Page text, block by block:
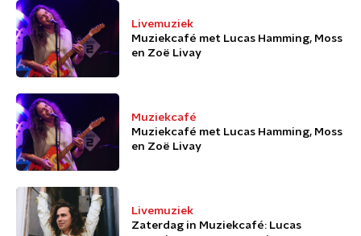
Livemuziek
Muziekcafé met Lucas Hamming, Moss
en Zoë Livay
Muziekcafé
Muziekcafé met Lucas Hamming, Moss
en Zoë Livay
Livemuziek
Zaterdag in Muziekcafé: Lucas